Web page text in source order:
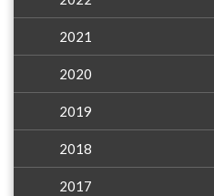
2021
2020
2019
2018
2017